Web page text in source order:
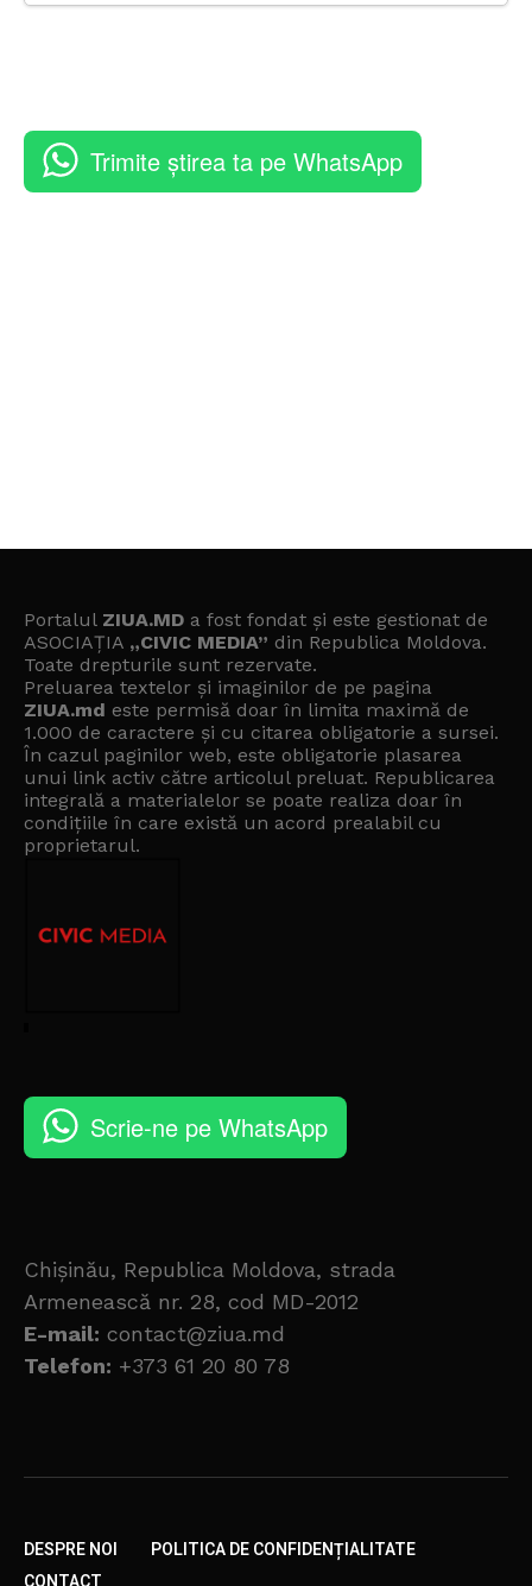
Trimite știrea ta pe WhatsApp
Portalul ZIUA.MD a fost fondat și este gestionat de
ASOCIAȚIA „CIVIC MEDIA” din Republica Moldova.
Toate drepturile sunt rezervate.
Preluarea textelor și imaginilor de pe pagina
ZIUA.md este permisă doar în limita maximă de
1.000 de caractere și cu citarea obligatorie a sursei.
În cazul paginilor web, este obligatorie plasarea
unui link activ către articolul preluat. Republicarea
integrală a materialelor se poate realiza doar în
condițiile în care există un acord prealabil cu
proprietarul.
Scrie-ne pe WhatsApp
Chișinău, Republica Moldova, strada
Armenească nr. 28, cod MD-2012
E-mail: contact@ziua.md
Telefon: +373 61 20 80 78
DESPRE NOI
POLITICA DE CONFIDENȚIALITATE